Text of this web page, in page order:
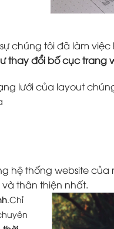
chúng tôi đã làm
thay đổi bố cục
lưới của layout
hệ thống website của
thân thiện nhất.
.Chỉ